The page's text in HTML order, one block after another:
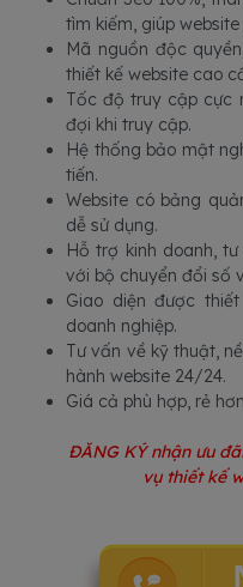
tìm kiếm, giúp
Mã nguồn độc
thiết kế website cao
Tốc độ truy cập cực
đợi khi truy cập.
Hệ thống bảo mật
tiến.
Website có bảng
dễ sử dụng.
Hỗ trợ kinh doanh,
với bộ chuyển đổi số
Giao diện được
doanh nghiệp.
Tư vấn về kỹ thuật,
hành website 24/24.
Giá cả phù hợp, rẻ
ĐĂNG KÝ nhận ưu
vụ thiết kế